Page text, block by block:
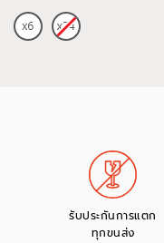
รับประกันการแตก
ทุกขนส่ง